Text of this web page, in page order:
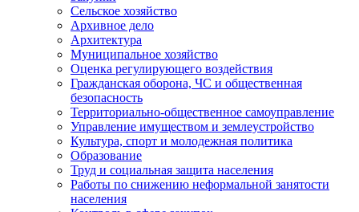
Сельское хозяйство
Архивное дело
Архитектура
Муниципальное хозяйство
Оценка регулирующего воздействия
Гражданская оборона, ЧС и общественная
безопасность
Территориально-общественное самоуправление
Управление имуществом и землеустройство
Культура, спорт и молодежная политика
Образование
Труд и социальная защита населения
Работы по снижению неформальной занятости
населения